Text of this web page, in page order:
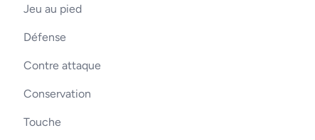
Jeu au pied
Défense
Contre attaque
Conservation
Touche